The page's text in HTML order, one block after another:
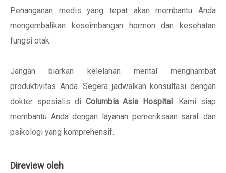
Penanganan medis yang tepat akan membantu Anda
mengembalikan keseimbangan hormon dan kesehatan
fungsi otak.
Jangan biarkan kelelahan mental menghambat
produktivitas Anda. Segera jadwalkan konsultasi dengan
dokter spesialis di Columbia Asia Hospital. Kami siap
membantu Anda dengan layanan pemeriksaan saraf dan
psikologi yang komprehensif.
Direview oleh